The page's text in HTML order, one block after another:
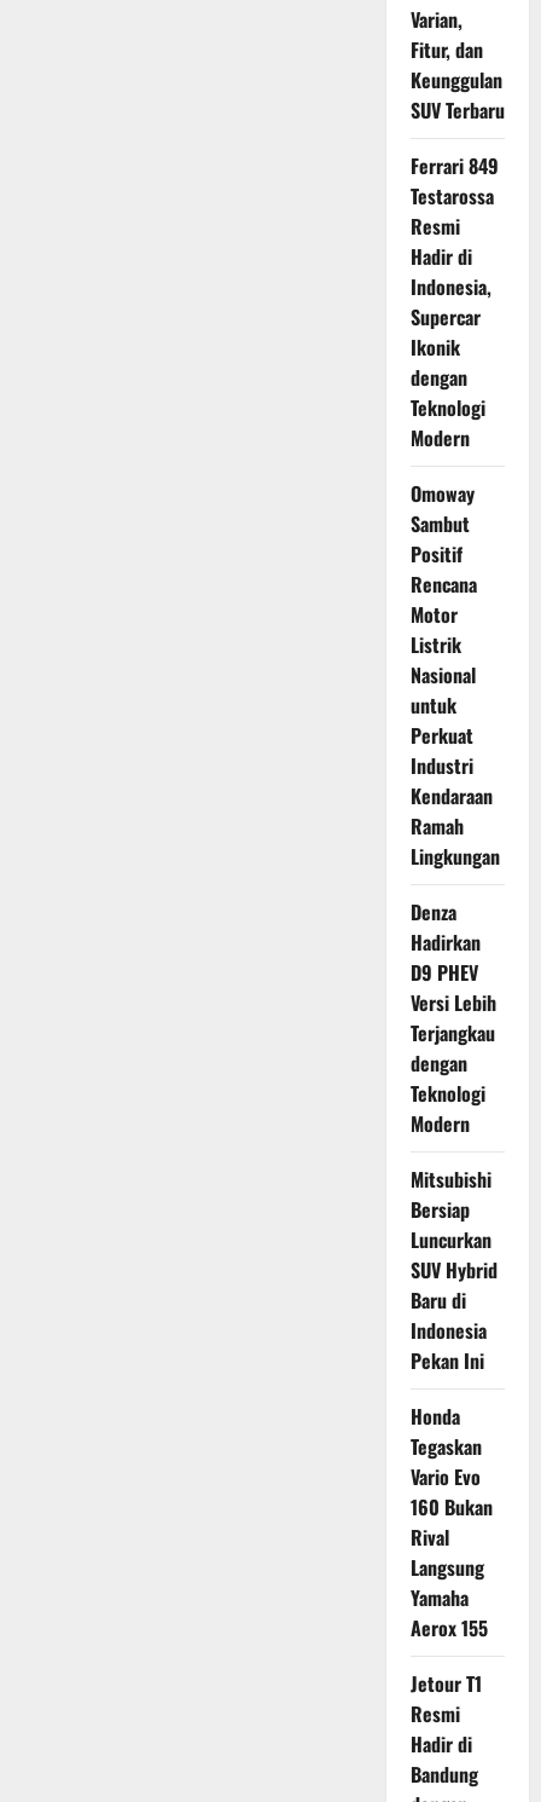
Varian,
Fitur, dan
Keunggulan
SUV Terbaru
Ferrari 849
Testarossa
Resmi
Hadir di
Indonesia,
Supercar
Ikonik
dengan
Teknologi
Modern
Omoway
Sambut
Positif
Rencana
Motor
Listrik
Nasional
untuk
Perkuat
Industri
Kendaraan
Ramah
Lingkungan
Denza
Hadirkan
D9 PHEV
Versi Lebih
Terjangkau
dengan
Teknologi
Modern
Mitsubishi
Bersiap
Luncurkan
SUV Hybrid
Baru di
Indonesia
Pekan Ini
Honda
Tegaskan
Vario Evo
160 Bukan
Rival
Langsung
Yamaha
Aerox 155
Jetour T1
Resmi
Hadir di
Bandung